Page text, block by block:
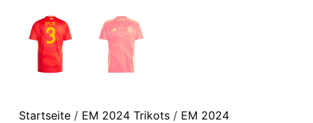
Startseite/ EM 2024 Trikots/ EM 2024